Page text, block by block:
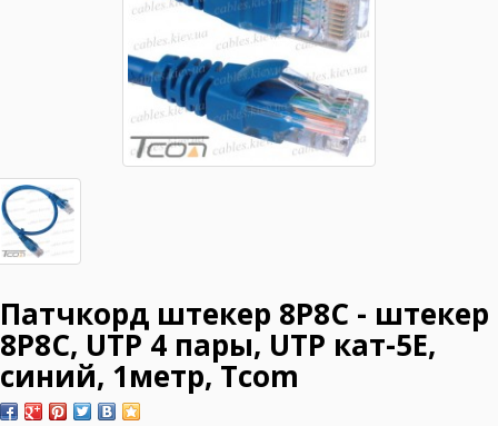
Патчкорд штекер 8Р8С - штекер
8Р8С, UTP 4 пары, UTP кат-5E,
синий, 1метр, Tcom